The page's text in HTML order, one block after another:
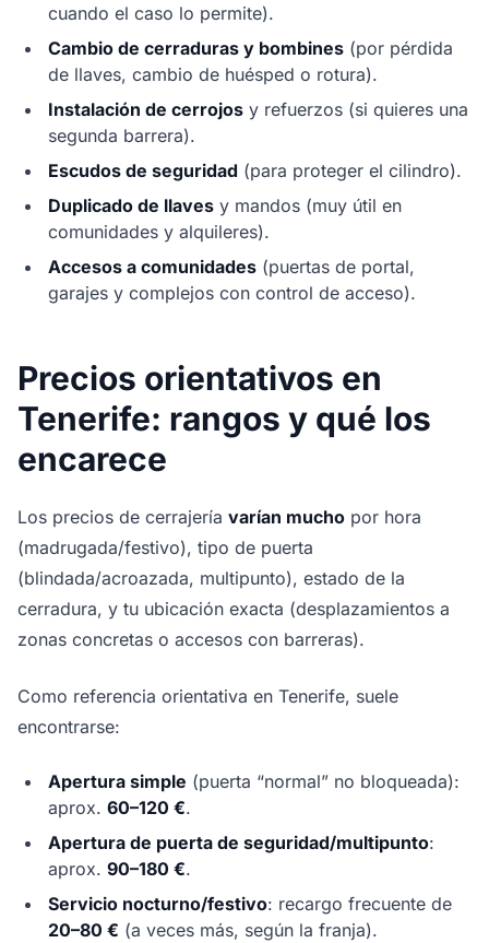
cuando el caso lo permite).
Cambio de cerraduras y bombines (por pérdida
de llaves, cambio de huésped o rotura).
Instalación de cerrojos y refuerzos (si quieres una
segunda barrera).
Escudos de seguridad (para proteger el cilindro).
Duplicado de llaves y mandos (muy útil en
comunidades y alquileres).
Accesos a comunidades (puertas de portal,
garajes y complejos con control de acceso).
Precios orientativos en
Tenerife: rangos y qué los
encarece
Los precios de cerrajería varían mucho por hora
(madrugada/festivo), tipo de puerta
(blindada/acroazada, multipunto), estado de la
cerradura, y tu ubicación exacta (desplazamientos a
zonas concretas o accesos con barreras).
Como referencia orientativa en Tenerife, suele
encontrarse:
Apertura simple (puerta “normal” no bloqueada):
aprox. 60–120 €.
Apertura de puerta de seguridad/multipunto:
aprox. 90–180 €.
Servicio nocturno/festivo: recargo frecuente de
20–80 € (a veces más, según la franja).